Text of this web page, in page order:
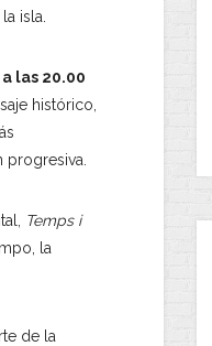
isla.
las 20.00
histórico,
Temps i
la
de la